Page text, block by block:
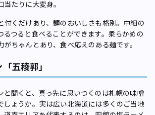
たりに大変身。
くだけあり、麺のおいしさも格別。中細の
るつると食べることができます。柔らかめの
がちゃんとあり、食べ応えのある麺です。
五稜郭」
聞くと、真っ先に思いつくのは札幌の味噌
しょうか。実は広い北海道には多くのご当地